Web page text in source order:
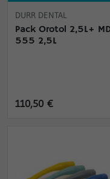
DURR DENTAL
Pack Orotol 2,5L+
555 2,5L
110,50 €